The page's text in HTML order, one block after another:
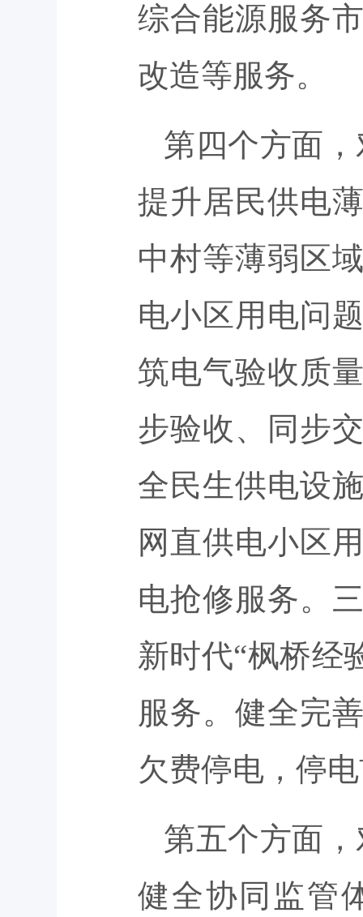
综合能源服务
改造等服务。
第四个方面
提升居民供电
中村等薄弱区
电小区用电问
筑电气验收质
步验收、同步
全民生供电设
网直供电小区
电抢修服务。
新时代“枫桥经
服务。健全完
欠费停电，停
第五个方面
健全协同监管